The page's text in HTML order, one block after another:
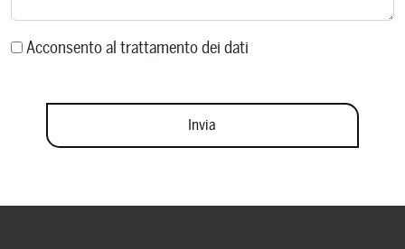
Acconsento al trattamento dei dati